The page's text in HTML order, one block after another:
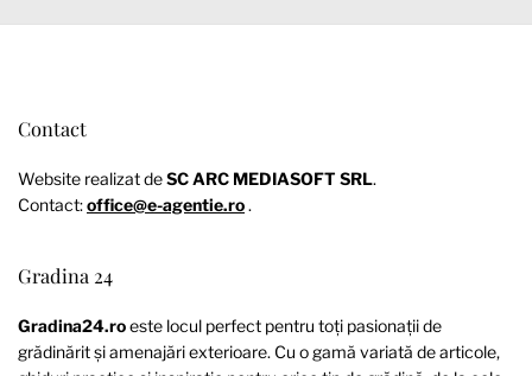
Contact
Website realizat deSC ARC MEDIASOFT SRL.
Contact:office@e-agentie.ro.
Gradina 24
Gradina24.roeste locul perfect pentru toți pasionații de
grădinărit și amenajări exterioare. Cu o gamă variată de articole,